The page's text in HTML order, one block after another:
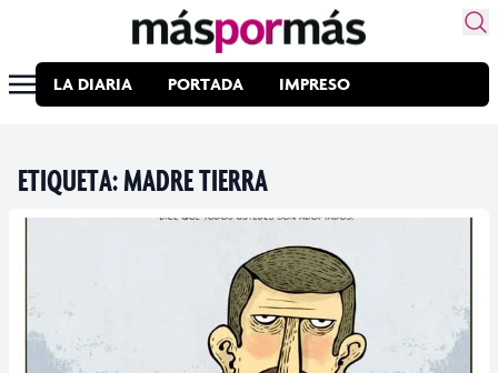
LA DIARIA PORTADA IMPRESO
ETIQUETA:MADRE TIERRA